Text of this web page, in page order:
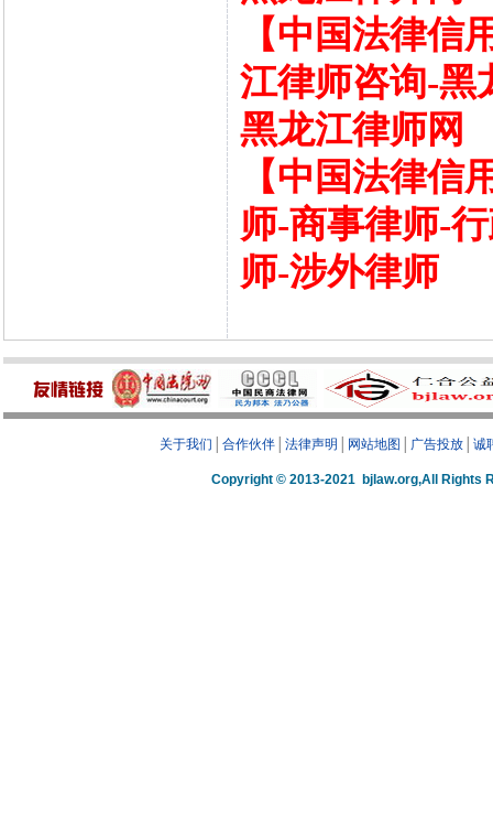
【中国法律信
江律师咨询-黑
黑龙江律师网
【中国法律信
师-商事律师-
师-涉外律师
关于我们 合作伙伴 法律声明 网站地图 广告投放 诚
Copyright © 2013-2021 bjlaw.org,All Rights